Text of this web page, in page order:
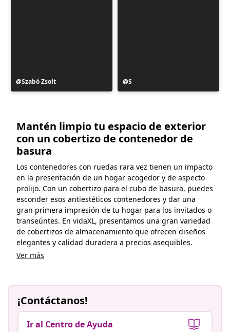
Publicación
realizada
Szabó Zsolt
Publicación
realizada
S
Mantén limpio tu espacio de exterior
con un cobertizo de contenedor de
basura
Los contenedores con ruedas rara vez tienen un impacto
en la presentación de un hogar acogedor y de aspecto
prolijo. Con un cobertizo para el cubo de basura, puedes
esconder esos antiestéticos contenedores y dar una
gran primera impresión de tu hogar para los invitados o
transeúntes. En vidaXL, presentamos una gran variedad
de cobertizos de almacenamiento que ofrecen diseños
elegantes y calidad duradera a precios asequibles.
Ver más
¡Contáctanos!
Ir al Centro de Ayuda